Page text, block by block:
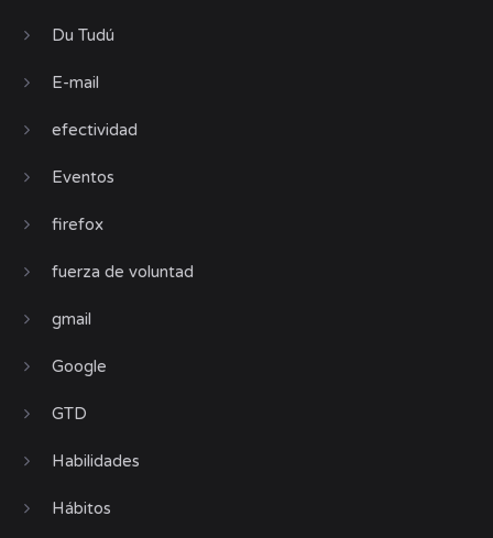
Du Tudú
E-mail
efectividad
Eventos
firefox
fuerza de voluntad
gmail
Google
GTD
Habilidades
Hábitos